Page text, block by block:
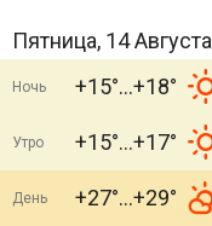
Пятница, 14 Августа
Ночь +15° +18°
Утро +15° +17°
День +27° +29°